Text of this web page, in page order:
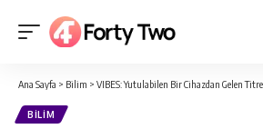
Ana Sayfa > Bilim > VIBES: Yutulabilen Bir Cihazdan Gelen Titreşimler
BILIM